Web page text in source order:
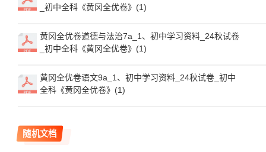
_初中全科《黄冈全优卷》(1)
黄冈全优卷道德与法治7a_1、初中学习资料_24秋试卷
_初中全科《黄冈全优卷》(1)
黄冈全优卷语文9a_1、初中学习资料_24秋试卷_初中
全科《黄冈全优卷》(1)
随机文档